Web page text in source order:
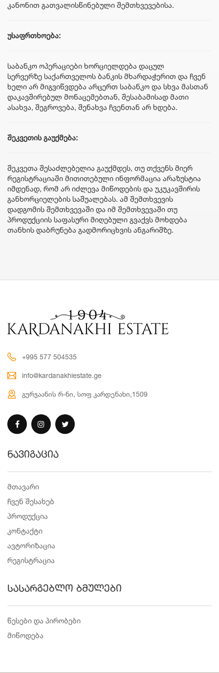
კანონით გათვალისწინებული შემთხვევებისა.
უსაფრთხოება:
საბანკო ოპერაციები ხორციელდება დაცულ
სერვერზე საქართველოს ბანკის მხარდაჭერით და ჩვენ
ხელი არ მიგვიწვდება არცერთ საბანკო და სხვა მასთან
დაკავშირებულ მონაცემებთან, შესაბამისად მათი
ასახვა, შეგროვება, შენახვა ჩვენთან არ ხდება.
შეკვეთის გაუქმება:
შეკვეთა შესაძლებელია გაუქმდეს, თუ თქვენს მიერ
რეგისტრაციაში მითითებული ინფორმაცია არაზუსტია
იმდენად, რომ არ იძლევა მიწოდების და უკუკავშირის
განხორციელების საშუალებას. ამ შემთხვევის
დადგომის შემთხვევაში და იმ შემთხვევაში თუ
პროდუქციის საფასური მიღებული გვაქვს მოხდება
თანხის დაბრუნება გადმორიცხვის ანგარიშზე.
+995 577 504535
info@kardanakhiestate.ge
გურჯაანის რ-ნი, სოფ კარდენახი,1509
ნავიგაცია
მთავარი
ჩვენ შესახებ
პროდუქცია
კონტაქტი
ავტორიზაცია
რეგისტრაცია
სასარგებლო ბმულები
წესები და პირობები
მიწოდება